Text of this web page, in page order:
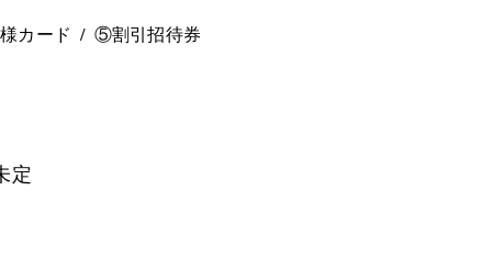
カード ⑤割引招待券
定